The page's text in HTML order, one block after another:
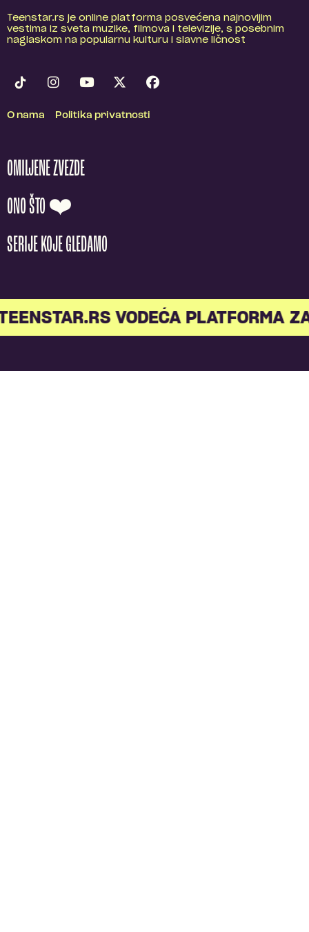
Teenstar.rs je online platforma posvećena najnovijim
vestima iz sveta muzike, filmova i televizije, s posebnim
naglaskom na popularnu kulturu i slavne ličnost
O nama Politika privatnosti
OMILJENE ZVEZDE
ONO ŠTO ❤️
SERIJE KOJE GLEDAMO
VODEĆA PLATFORMA